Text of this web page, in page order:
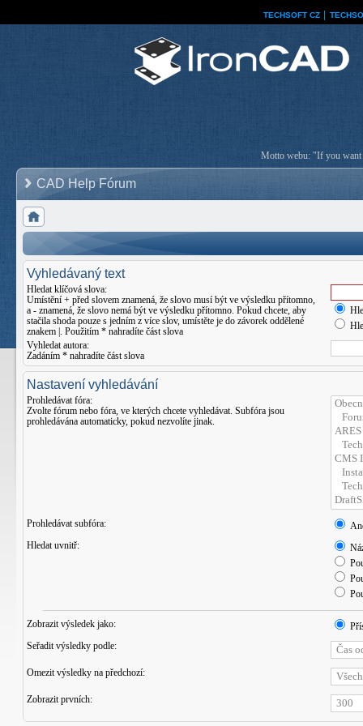
TECHSOFT CZ
Motto webu: "If you want
CAD Help Fórum
Vyhledávaný text
Hledat klíčová slova:
Umístění + před slovem znamená, že slovo musí být ve výsledku přítomno,
a - znamená, že slovo nemá být ve výsledku přítomno. Pokud chcete, aby
stačila shoda pouze s jedním z více slov, umístěte je do závorek oddělené
znakem . Použitím * nahradíte část slova
Vyhledat autora:
Zadáním * nahradíte část slova
Nastavení vyhledávání
Prohledávat fóra:
Zvolte fórum nebo fóra, ve kterých chcete vyhledávat. Subfóra jsou
prohledávána automaticky, pokud nezvolíte jinak.
Prohledávat subfóra:
Hledat uvnitř:
Zobrazit výsledek jako:
Seřadit výsledky podle:
Omezit výsledky na předchozí:
Zobrazit prvních: